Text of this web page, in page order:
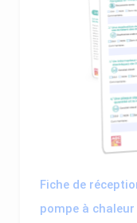
Fiche de
pompe à chaleur